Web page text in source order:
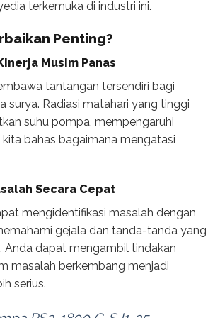
terkemuka di industri ini.
Penting?
Musim Panas
tantangan tersendiri bagi
surya. Radiasi matahari yang tinggi
suhu pompa, mempengaruhi
kita bahas bagaimana mengatasi
Secara Cepat
mengidentifikasi masalah dengan
gejala dan tanda-tanda yang
Anda dapat mengambil tindakan
masalah berkembang menjadi
serius.